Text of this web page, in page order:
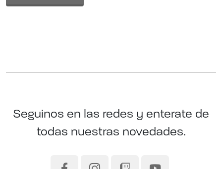
Seguinos en las redes y enterate de
todas nuestras novedades.